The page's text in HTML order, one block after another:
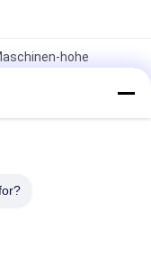
hohe
Maschine mit
Verkapselungs-